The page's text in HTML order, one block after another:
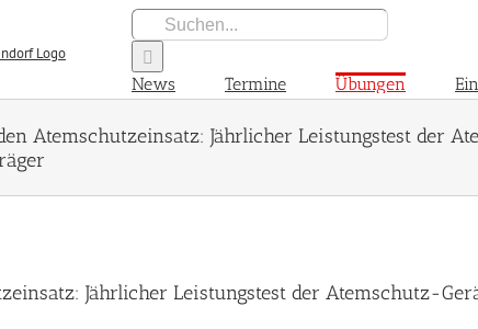
Suche
nach:
News Termine Übungen
Atemschutzeinsatz: Jährlicher Leistungstest der
Jährlicher Leistungstest der Atemschutz-